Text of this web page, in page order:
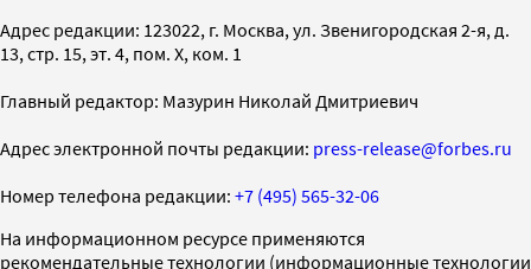
Адрес редакции: 123022, г. Москва, ул. Звенигородская 2-я, д.
13, стр. 15, эт. 4, пом. X, ком. 1
Главный редактор: Мазурин Николай Дмитриевич
Адрес электронной почты редакции: press-release@forbes.ru
Номер телефона редакции: +7 (495) 565-32-06
На информационном ресурсе применяются
рекомендательные технологии (информационные технологии